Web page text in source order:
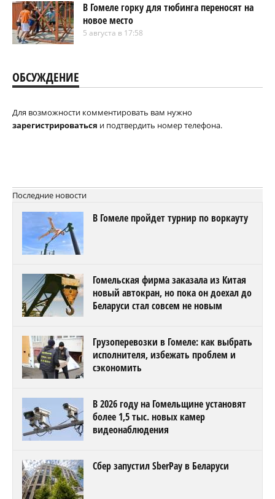
В Гомеле горку для тюбинга переносят на
новое место
5 августа в 17:58
ОБСУЖДЕНИЕ
Для возможности комментировать вам нужно
зарегистрироваться и подтвердить номер телефона.
Последние новости
В Гомеле пройдет турнир по воркауту
Гомельская фирма заказала из Китая
новый автокран, но пока он доехал до
Беларуси стал совсем не новым
Грузоперевозки в Гомеле: как выбрать
исполнителя, избежать проблем и
сэкономить
В 2026 году на Гомельщине установят
более 1,5 тыс. новых камер
видеонаблюдения
Сбер запустил SberPay в Беларуси